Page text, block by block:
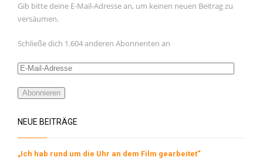
Gib bitte deine E-Mail-Adresse an, um keinen neuen Beitrag zu
versäumen.
Schließe dich 1.604 anderen Abonnenten an
E-
Adresse
Abonnieren
NEUE BEITRÄGE
„Ich hab rund um die Uhr an dem Film gearbeitet“